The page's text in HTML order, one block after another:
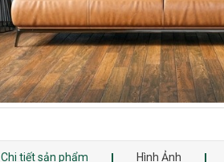
Chi tiết sản phẩm Hình Ảnh